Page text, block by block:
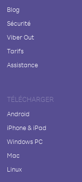
Blog
Sécurité
Viber Out
Tarifs
Assistance
TÉLÉCHARGER
Android
iPhone & iPad
Windows PC
Mac
Linux